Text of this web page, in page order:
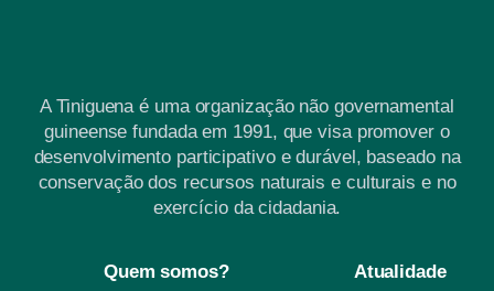
A Tiniguena é uma organização não governamental
guineense fundada em 1991, que visa promover o
desenvolvimento participativo e durável, baseado na
conservação dos recursos naturais e culturais e no
exercício da cidadania.
Quem somos?
Atualidade